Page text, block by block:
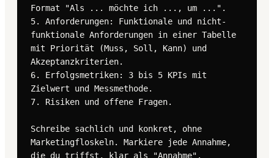
Format "Als ... möchte ich ..., um ...".
5. Anforderungen: Funktionale und nicht-
funktionale Anforderungen in einer Tabelle
mit Priorität (Muss, Soll, Kann) und
Akzeptanzkriterien.
6. Erfolgsmetriken: 3 bis 5 KPIs mit
Zielwert und Messmethode.
7. Risiken und offene Fragen.
Schreibe sachlich und konkret, ohne
Marketingfloskeln. Markiere jede Annahme,
die du triffst, klar als "Annahme".